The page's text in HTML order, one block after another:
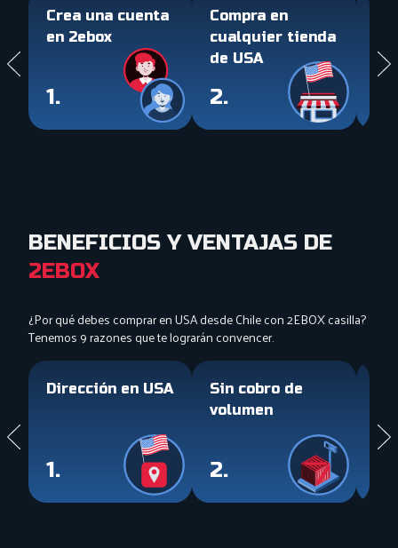
Crea una cuenta
en 2ebox
1.
Compra en
cualquier tienda
de USA
2.
BENEFICIOS Y VENTAJAS DE
2EBOX
¿Por qué debes comprar en USA desde Chile con 2EBOX casilla?
Tenemos 9 razones que te lograrán convencer.
Dirección en USA
1.
Sin cobro de
volumen
2.